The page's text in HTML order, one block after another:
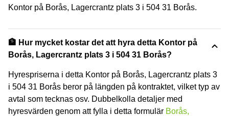
Kontor på Borås, Lagercrantz plats 3 i 504 31 Borås.
🏦 Hur mycket kostar det att hyra detta Kontor på
Borås, Lagercrantz plats 3 i 504 31 Borås?
Hyrespriserna i detta Kontor på Borås, Lagercrantz plats 3
i 504 31 Borås beror på längden på kontraktet, vilket typ av
avtal som tecknas osv. Dubbelkolla detaljer med
hyresvärden genom att fylla i detta formulär Borås,